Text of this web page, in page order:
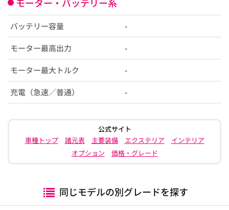
バッテリー容量 -
モーター最高出力 -
モーター最大トルク -
充電（急速／普通） -
公式サイト
車種トップ
諸元表 主要装備 エクステリア
インテリア
オプション
価格・グレード
同じモデルの別グレードを探す